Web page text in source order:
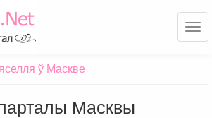
ў Маскве
Масквы